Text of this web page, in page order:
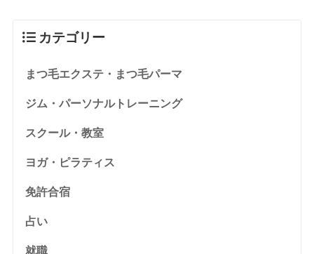
カテゴリー
まつ毛エクステ・まつ毛パーマ
ジム・パーソナルトレーニング
スクール・教室
ヨガ・ピラティス
免許合宿
占い
就職